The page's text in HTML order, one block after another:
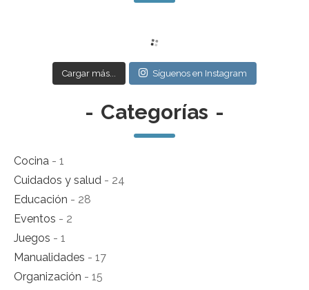
Cargar más... Síguenos en Instagram
- Categorías -
Cocina - 1
Cuidados y salud - 24
Educación - 28
Eventos - 2
Juegos - 1
Manualidades - 17
Organización - 15